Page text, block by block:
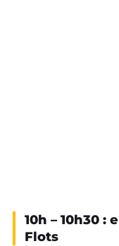
10h – 10h30 :
Flots